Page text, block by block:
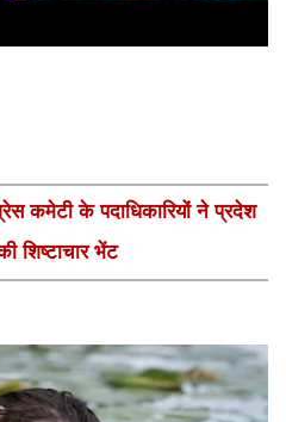
कमेटी के पदाधिकारियों ने प्रदेश
शिष्टाचार भेंट